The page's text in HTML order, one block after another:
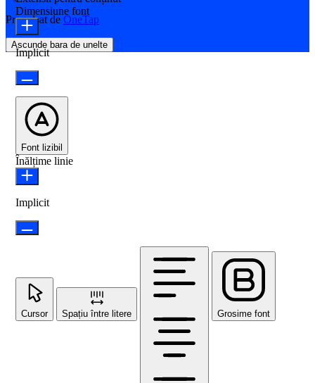
Propulsat de OneTap
Ascunde bara de unelte
Dimensiune font
Implicit
Font lizibil
Înălțime linie
Implicit
Cursor Spațiu între litere Grosime font